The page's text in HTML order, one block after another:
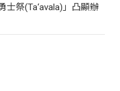
祭(Ta‘avala)」凸顯辦